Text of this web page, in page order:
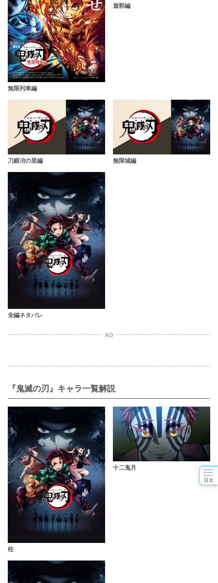
目次
無限列車編
遊郭編
刀鍛冶の里編 無限城編
全編ネタバレ
AD
『鬼滅の刃』キャラ一覧解説
柱
十二鬼月